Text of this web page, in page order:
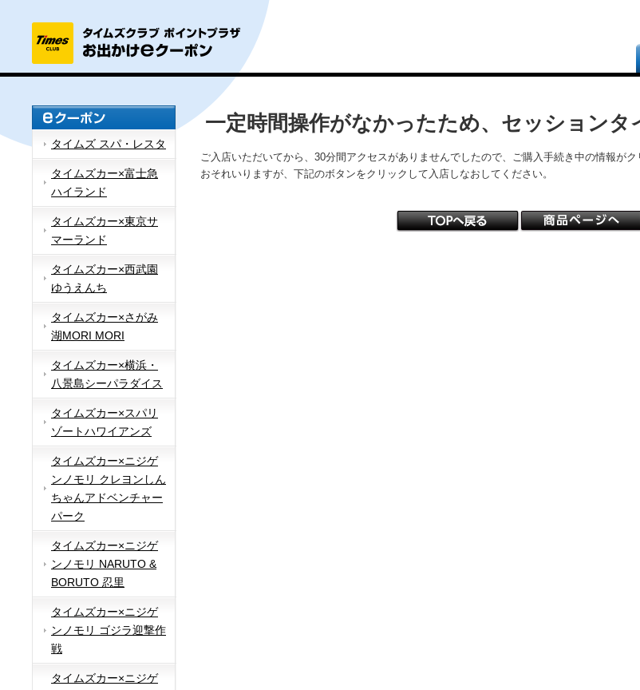
タイムズ スパ・レスタ
タイムズカー×富士急
ハイランド
タイムズカー×東京サ
マーランド
タイムズカー×西武園
ゆうえんち
タイムズカー×さがみ
湖MORI MORI
タイムズカー×横浜・
八景島シーパラダイス
タイムズカー×スパリ
ゾートハワイアンズ
タイムズカー×ニジゲ
ンノモリ クレヨンしん
ちゃんアドベンチャー
パーク
タイムズカー×ニジゲ
ンノモリ NARUTO &
BORUTO 忍里
タイムズカー×ニジゲ
ンノモリ ゴジラ迎撃作
戦
タイムズカー×ニジゲ
一定時間操作がなかったため、セッションタ
ご入店いただいてから、30分間アクセスがありませんでしたので、ご購入手続き中の情報がク
おそれいりますが、下記のボタンをクリックして入店しなおしてください。